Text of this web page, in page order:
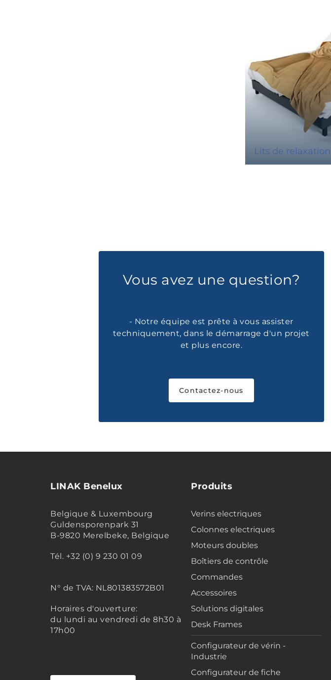
Lits de relaxation
Vous avez une question?
- Notre équipe est prête à vous assister
techniquement, dans le démarrage d'un projet
et plus encore.
Contactez-nous
LINAK Benelux
Belgique & Luxembourg
Guldensporenpark 31
B-9820 Merelbeke, Belgique
Tél. +32 (0) 9 230 01 09
N° de TVA: NL801383572B01
Horaires d'ouverture:
du lundi au vendredi de 8h30 à
17h00
Produits
Verins electriques
Colonnes electriques
Moteurs doubles
Boîtiers de contrôle
Commandes
Accessoires
Solutions digitales
Desk Frames
Configurateur de vérin -
Industrie
Configurateur de fiche